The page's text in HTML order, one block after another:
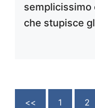
che stupisce
<< 1 2